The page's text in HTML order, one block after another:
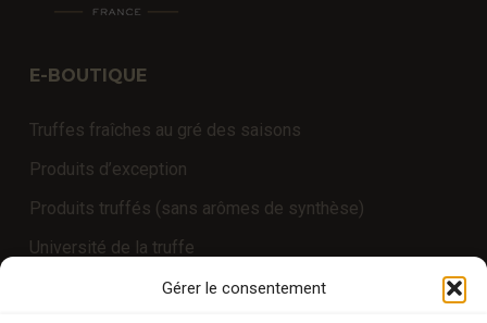
Gérer le consentement
E-BOUTIQUE
Truffes fraîches au gré des saisons
Produits d’exception
Produits truffés (sans arômes de synthèse)
Université de la truffe